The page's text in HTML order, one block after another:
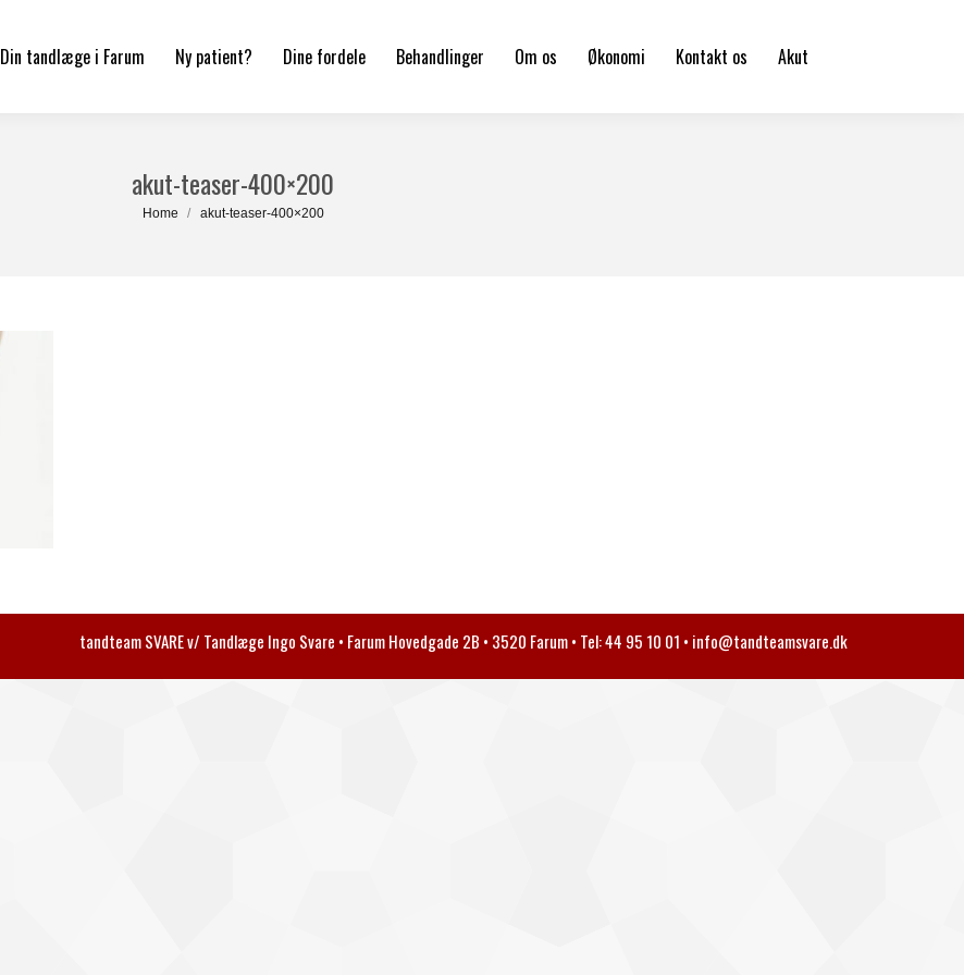
Din tandlæge i Farum Ny patient? Dine fordele Behandlinger Om os Økonomi Kontakt os Akut
akut-teaser-400×200
You are here:
Home akut-teaser-400×200
tandteam SVARE v/ Tandlæge Ingo Svare • Farum Hovedgade 2B • 3520 Farum • Tel: 44 95 10 01 • info@tandteamsvare.dk